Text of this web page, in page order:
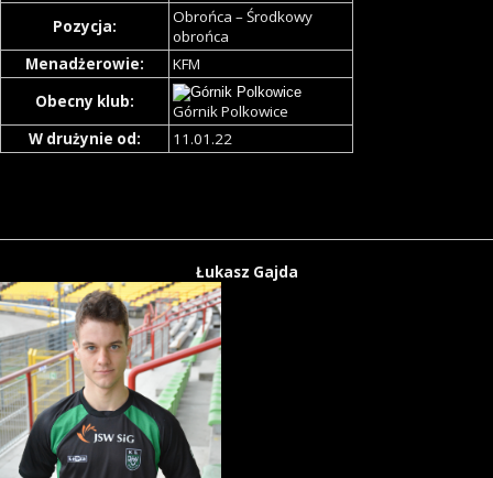
Pozycja:
Obrońca – Środkowy
obrońca
Menadżerowie:
KFM
Obecny klub:
Górnik Polkowice
W drużynie od:
11.01.22
Łukasz Gajda